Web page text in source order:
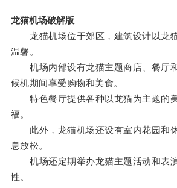
龙猫机场破解版
龙猫机场位于郊区，建筑设计以龙
温馨。
机场内部设有龙猫主题商店、餐厅
候机期间享受购物和美食。
特色餐厅提供各种以龙猫为主题的
福。
此外，龙猫机场还设有室内花园和
息放松。
机场还定期举办龙猫主题活动和表
性。